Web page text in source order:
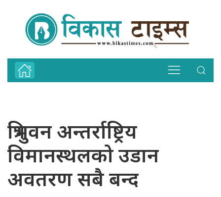
त्रिभुवन अन्तर्राष्ट्रिय
विमानस्थलको उडान
अवतरण सबै बन्द